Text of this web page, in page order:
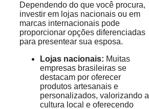
Dependendo do que você procura,
investir em lojas nacionais ou em
marcas internacionais pode
proporcionar opções diferenciadas
para presentear sua esposa.
Lojas nacionais: Muitas
empresas brasileiras se
destacam por oferecer
produtos artesanais e
personalizados, valorizando a
cultura local e oferecendo